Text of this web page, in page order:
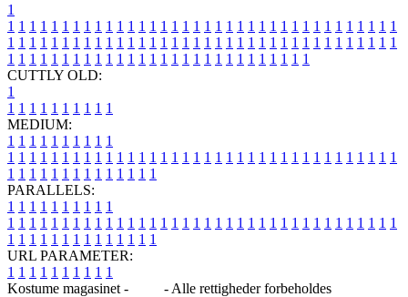
1
1 1 1 1 1 1 1 1 1 1 1 1 1 1 1 1 1 1 1 1 1 1 1 1 1 1 1 1 1 1 1 1 1 1 1 1
1 1 1 1 1 1 1 1 1 1 1 1 1 1 1 1 1 1 1 1 1 1 1 1 1 1 1 1 1 1 1 1 1 1 1 1
1 1 1 1 1 1 1 1 1 1 1 1 1 1 1 1 1 1 1 1 1 1 1 1 1 1 1 1
CUTTLY OLD:
1
1 1 1 1 1 1 1 1 1 1
MEDIUM:
1 1 1 1 1 1 1 1 1 1
1 1 1 1 1 1 1 1 1 1 1 1 1 1 1 1 1 1 1 1 1 1 1 1 1 1 1 1 1 1 1 1 1 1 1 1
1 1 1 1 1 1 1 1 1 1 1 1 1 1
PARALLELS:
1 1 1 1 1 1 1 1 1 1
1 1 1 1 1 1 1 1 1 1 1 1 1 1 1 1 1 1 1 1 1 1 1 1 1 1 1 1 1 1 1 1 1 1 1 1
1 1 1 1 1 1 1 1 1 1 1 1 1 1
URL PARAMETER:
1 1 1 1 1 1 1 1 1 1
Kostume magasinet -
- Alle rettigheder forbeholdes